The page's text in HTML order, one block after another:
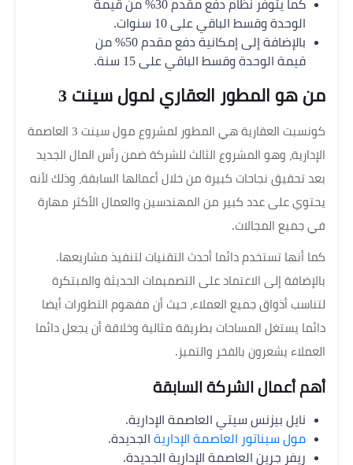
كما يتوفر نظام دفع مقدم 30% من قيمة
الوحدة وقسط الباقي على 10 سنوات.
بالإضافة إلى إمكانية دفع مقدم 50% من
قيمة الوحدة وقسط الباقي على 15 سنة.
من هو المطور العقاري لمول سينت 3
كونسبت العقارية هي المطور لمشروع مول سينت 3 العاصمة
الإدارية، وهو المشروع الثالث للشركة ضمن رأس المال الجديد
بعد تحقيق نجاحات كبيرة من خلال أعمالها السابقة، وذلك لأنه
يحتوي على عدد كبير من المهندسين والعمال الأكثر مهارة
في جميع المجالات.
كما أنها تستخدم دائما أحدث التقنيات لتنفيذ مشاريعها.
بالإضافة إلى الاعتماد على التصميمات الحديثة والمبتكرة
لتناسب أذواق جميع العملاء، حيث أن مفهوم التطورات أيضا
دائما يستغل المساحات بطريقة مثالية وخلاقة أن يجعل دائما
العملاء يشعرون بالفخر والتميز.
أهم أعمال الشركة السابقة
نايل بيزنس سيتي العاصمة الإدارية.
مول سيناتور العاصمة الإدارية الجديدة.
ريفر جرين العاصمة الإدارية الجديدة.